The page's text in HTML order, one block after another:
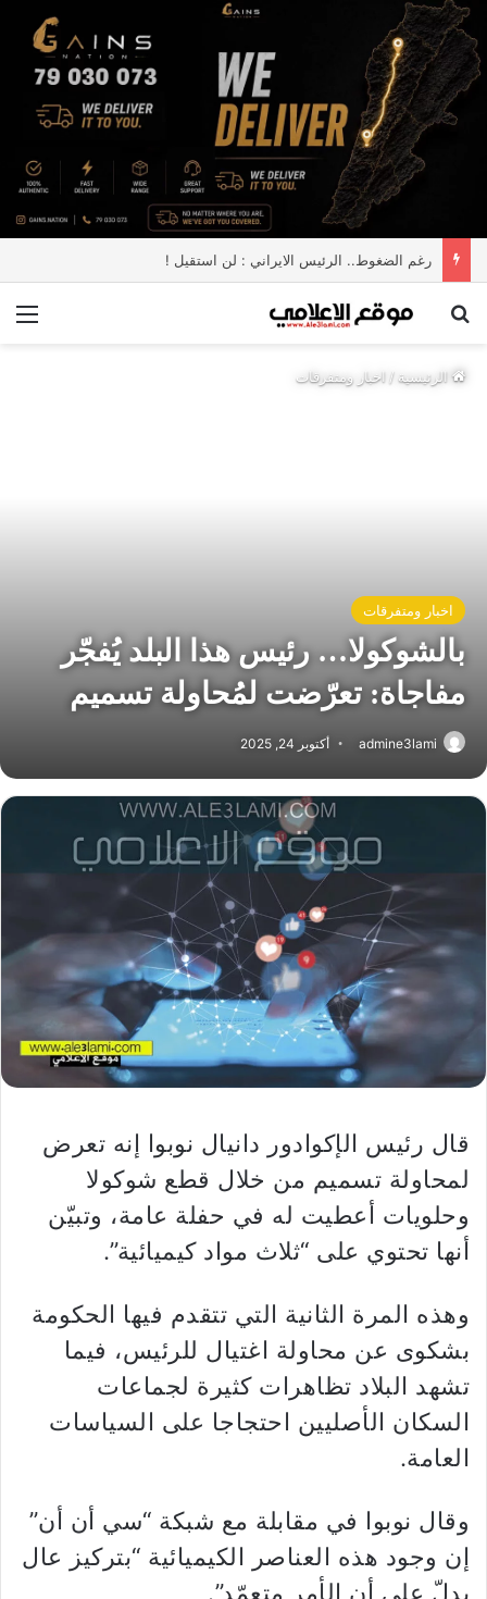
رغم الضغوط.. الرئيس الايراني : لن استقيل !
بحث عن
الرئيسية/ اخبار ومتفرقات
اخبار ومتفرقات
بالشوكولا… رئيس هذا البلد يُفجّر
مفاجاة: تعرّضت لمُحاولة تسميم
admine3lami أكتوبر 24, 2025
قال رئيس الإكوادور دانيال نوبوا إنه تعرض
لمحاولة تسميم من خلال قطع شوكولا
وحلويات أعطيت له في حفلة عامة، وتبيّن
أنها تحتوي على “ثلاث مواد كيميائية”.
وهذه المرة الثانية التي تتقدم فيها الحكومة
بشكوى عن محاولة اغتيال للرئيس، فيما
تشهد البلاد تظاهرات كثيرة لجماعات
السكان الأصليين احتجاجا على السياسات
العامة.
وقال نوبوا في مقابلة مع شبكة “سي أن أن”
إن وجود هذه العناصر الكيميائية “بتركيز عال
يدلّ على أن الأمر متعمّد”.